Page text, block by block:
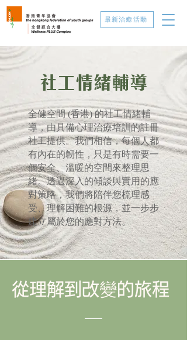
最新治癒活動
社工情緒輔導
全健空間 (香港) 的社工情緒輔
導，由具備心理治療培訓的註冊
社工提供。我們相信，每個人都
有內在的韌性，只是有時需要一
個安全、溫暖的空間來整理思
緒。透過深入的傾談與實用的應
對策略，我們將陪伴您梳理感
受、理解困難的根源，並一步步
建立屬於您的應對方法。
從理解到改變的旅程